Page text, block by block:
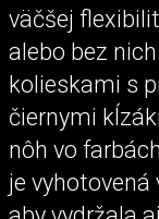
väčšej
alebo bez
kolieskami s
čiernymi
nôh vo
je vyhotovená